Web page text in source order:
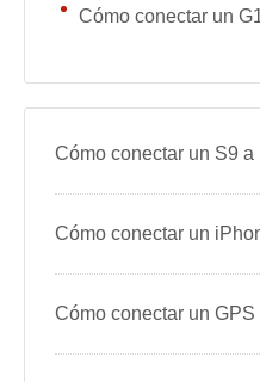
Cómo conectar un
Cómo conectar un S9 a
Cómo conectar un
Cómo conectar un GPS